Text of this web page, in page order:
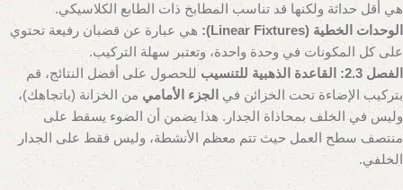
هي أقل حداثة ولكنها قد تناسب المطابخ ذات الطابع الكلاسيكي.
الوحدات الخطية (Linear Fixtures):
هي عبارة عن قضبان رفيعة تحتوي
على كل المكونات في وحدة واحدة، وتعتبر سهلة التركيب.
الفصل 2.3: القاعدة الذهبية للتنسيب
للحصول على أفضل النتائج، قم
بتركيب الإضاءة تحت الخزائن في الجزء الأمامي من الخزانة (باتجاهك)،
وليس في الخلف بمحاذاة الجدار. هذا يضمن أن الضوء يسقط على
منتصف سطح العمل حيث تتم معظم الأنشطة، وليس فقط على الجدار
الخلفي.